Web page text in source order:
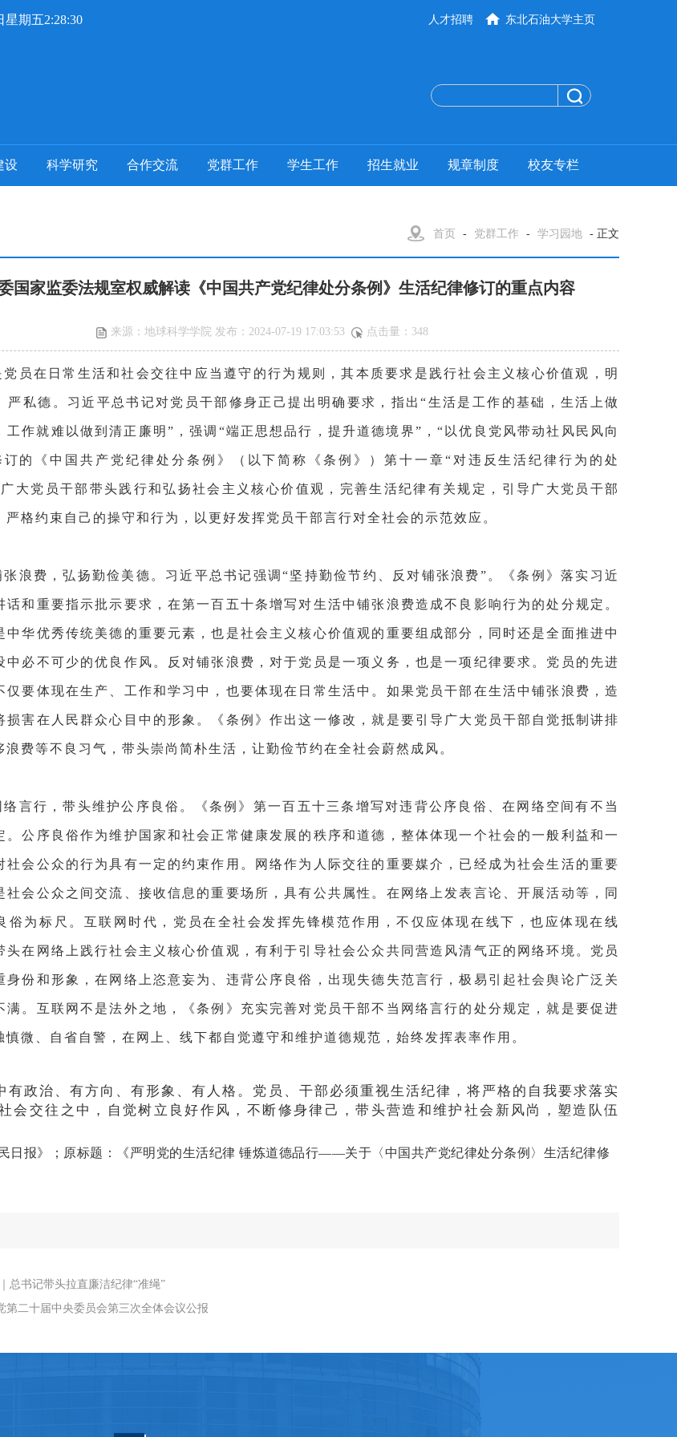
星期五2:28:31 东北石油大学主页
人才招聘
设 科学研究 合作交流 党群工作 学生工作 招生就业 规章制度 校友专栏
首页 - 党群工作 - 学习园地 - 正文
国家监委法规室权威解读《中国共产党纪律处分条例》生活纪律修订的重点内容
来源：地球科学学院 发布：2024-07-19 17:03:53 点击量： 348
党员在日常生活和社会交往中应当遵守的行为规则，其本质要求是践行社会主义核心价值观，明
严私德。习近平总书记对党员干部修身正己提出明确要求，指出“生活是工作的基础，生活上做
工作就难以做到清正廉明”，强调“端正思想品行，提升道德境界”，“以优良党风带动社风民风向
订的《中国共产党纪律处分条例》（以下简称《条例》）第十一章“对违反生活纪律行为的处
大党员干部带头践行和弘扬社会主义核心价值观，完善生活纪律有关规定，引导广大党员干部
严格约束自己的操守和行为，以更好发挥党员干部言行对全社会的示范效应。
张浪费，弘扬勤俭美德。习近平总书记强调“坚持勤俭节约、反对铺张浪费”。《条例》落实习近
话和重要指示批示要求，在第一百五十条增写对生活中铺张浪费造成不良影响行为的处分规定。
中华优秀传统美德的重要元素，也是社会主义核心价值观的重要组成部分，同时还是全面推进中
中必不可少的优良作风。反对铺张浪费，对于党员是一项义务，也是一项纪律要求。党员的先进
仅要体现在生产、工作和学习中，也要体现在日常生活中。如果党员干部在生活中铺张浪费，造
损害在人民群众心目中的形象。《条例》作出这一修改，就是要引导广大党员干部自觉抵制讲排
浪费等不良习气，带头崇尚简朴生活，让勤俭节约在全社会蔚然成风。
络言行，带头维护公序良俗。《条例》第一百五十三条增写对违背公序良俗、在网络空间有不当
。公序良俗作为维护国家和社会正常健康发展的秩序和道德，整体体现一个社会的一般利益和一
社会公众的行为具有一定的约束作用。网络作为人际交往的重要媒介，已经成为社会生活的重要
社会公众之间交流、接收信息的重要场所，具有公共属性。在网络上发表言论、开展活动等，同
俗为标尺。互联网时代，党员在全社会发挥先锋模范作用，不仅应体现在线下，也应体现在线
头在网络上践行社会主义核心价值观，有利于引导社会公众共同营造风清气正的网络环境。党员
身份和形象，在网络上恣意妄为、违背公序良俗，出现失德失范言行，极易引起社会舆论广泛关
满。互联网不是法外之地，《条例》充实完善对党员干部不当网络言行的处分规定，就是要促进
慎微、自省自警，在网上、线下都自觉遵守和维护道德规范，始终发挥表率作用。
有政治、有方向、有形象、有人格。党员、干部必须重视生活纪律，将严格的自我要求落实
会交往之中，自觉树立良好作风，不断修身律己，带头营造和维护社会新风尚，塑造队伍
日报》；原标题：《严明党的生活纪律 锤炼道德品行——关于〈中国共产党纪律处分条例〉生活纪律修
总书记带头拉直廉洁纪律“准绳”
第二十届中央委员会第三次全体会议公报